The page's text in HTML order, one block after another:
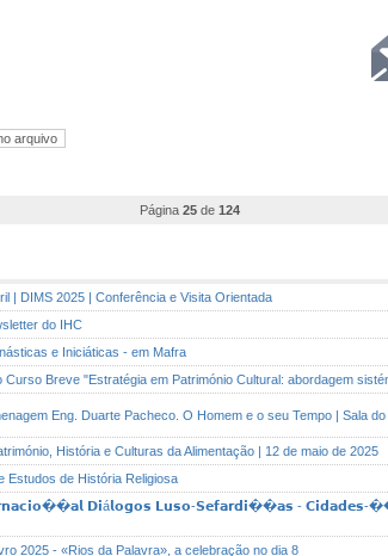
Página 25 de 124
| DIMS 2025 | Conferência e Visita Orientada
do IHC
e Iniciáticas - em Mafra
Breve "Estratégia em Património Cultural: abordagem
Eng. Duarte Pacheco. O Homem e o seu Tempo | Sala
História e Culturas da Alimentação | 12 de maio de 2025
Estudos de História Religiosa
𝗗𝗶á𝗹𝗼𝗴𝗼𝘀 𝗟𝘂𝘀𝗼-𝗦𝗲𝗳𝗮𝗿𝗱𝗶��𝗮𝘀 - 𝗖𝗶𝗱𝗮𝗱𝗲𝘀-
2025 - «Rios da Palavra», a celebração no dia 8